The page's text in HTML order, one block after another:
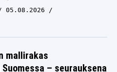
mallirakas
– seurauksena